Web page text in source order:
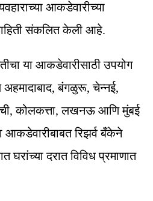
आकडेवारीच्या
संकलित केली आहे.
या आकडेवारीसाठी उपयोग
बंगळुरू, चेन्नई,
कोलकत्ता, लखनऊ आणि मुंबई
आकडेवारीबाबत रिझर्व बँकेने
घरांच्या दरात विविध प्रमाणात